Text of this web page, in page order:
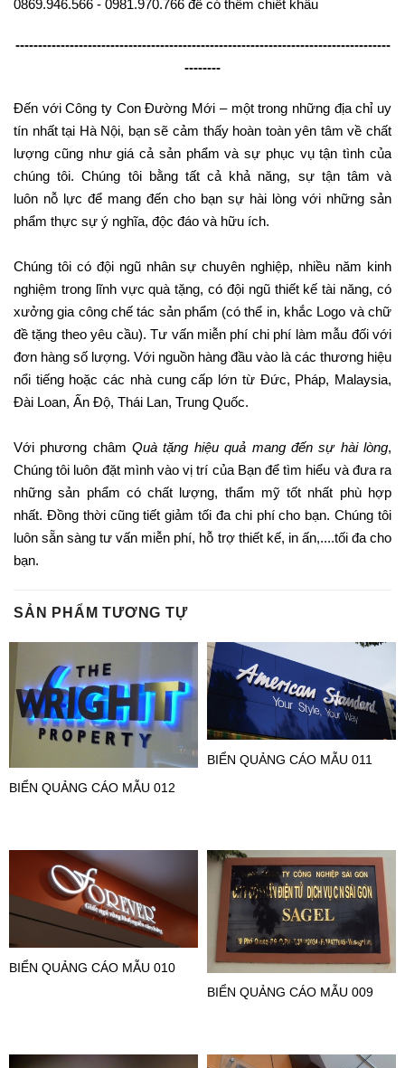
0869.946.566 - 0981.970.766 để có thêm chiết khấu
-----------------------------------------------------------------------------------
--------
Đến với Công ty Con Đường Mới – một trong những địa chỉ uy
tín nhất tại Hà Nội, bạn sẽ cảm thấy hoàn toàn yên tâm về chất
lượng cũng như giá cả sản phẩm và sự phục vụ tận tình của
chúng tôi. Chúng tôi bằng tất cả khả năng, sự tận tâm và
luôn nỗ lực để mang đến cho bạn sự hài lòng với những sản
phẩm thực sự ý nghĩa, độc đáo và hữu ích.
Chúng tôi có đội ngũ nhân sự chuyên nghiệp, nhiều năm kinh
nghiệm trong lĩnh vực quà tặng, có đội ngũ thiết kế tài năng, có
xưởng gia công chế tác sản phẩm (có thể in, khắc Logo và chữ
đề tặng theo yêu cầu). Tư vấn miễn phí chi phí làm mẫu đối với
đơn hàng số lượng. Với nguồn hàng đầu vào là các thương hiệu
nổi tiếng hoặc các nhà cung cấp lớn từ Đức, Pháp, Malaysia,
Đài Loan, Ấn Độ, Thái Lan, Trung Quốc.
Với phương châmQuà tặng hiệu quả mang đến sự hài lòng,
Chúng tôi luôn đặt mình vào vị trí của Bạn để tìm hiểu và đưa ra
những sản phẩm có chất lượng, thẩm mỹ tốt nhất phù hợp
nhất. Đồng thời cũng tiết giảm tối đa chi phí cho bạn. Chúng tôi
luôn sẵn sàng tư vấn miễn phí, hỗ trợ thiết kế, in ấn,....tối đa cho
bạn.
SẢN PHẨM TƯƠNG TỰ
BIỂN QUẢNG CÁO MẪU 012
BIỂN QUẢNG CÁO MẪU 011
BIỂN QUẢNG CÁO MẪU 010
BIỂN QUẢNG CÁO MẪU 009